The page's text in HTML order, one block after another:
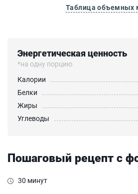
Таблица объемных
Энергетическая ценность
*на одну порцию
Калории
Белки
Жиры
Углеводы
Пошаговый рецепт с
30 минут